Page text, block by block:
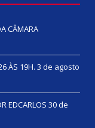
CÂMARA
ÀS 19H. 3 de agosto
EDCARLOS 30 de